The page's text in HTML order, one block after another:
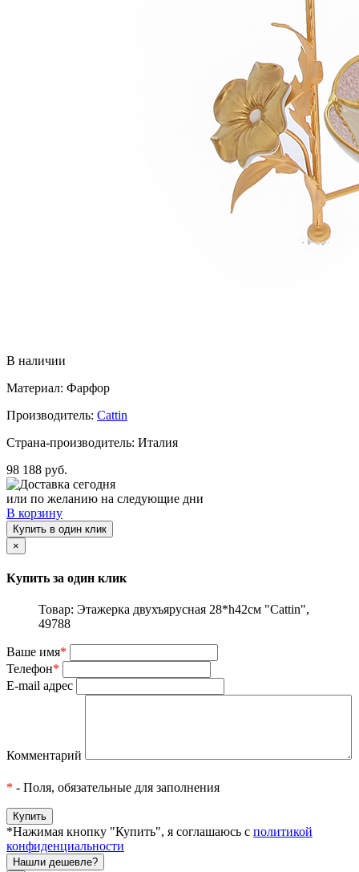
В наличии
Материал: Фарфор
Производитель: Cattin
Страна-производитель: Италия
98 188 руб.
Доставка сегодня
или по желанию на следующие дни
В корзину
Купить в один клик
×
Купить за один клик
Товар: Этажерка двухъярусная 28*h42см "Cattin",
49788
Ваше имя*
Телефон*
E-mail адрес
Комментарий
* - Поля, обязательные для заполнения
*Нажимая кнопку "Купить", я соглашаюсь с политикой
конфиденциальности
Нашли дешевле?